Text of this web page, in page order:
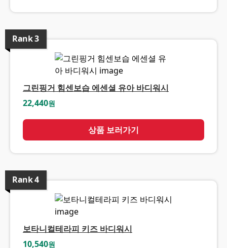
Rank3
그린핑거 힘센보습 에센셜 유아 바디워시
22,440원
상품 보러가기
Rank4
보타니컬테라피 키즈 바디워시
10,540원